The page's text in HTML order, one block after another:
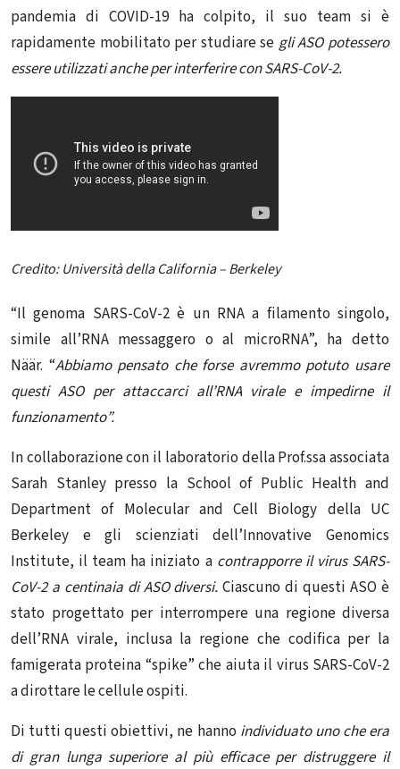
pandemia di COVID-19 ha colpito, il suo team si è
rapidamente mobilitato per studiare se gli ASO potessero
essere utilizzati anche per interferire con SARS-CoV-2.
Credito: Università della California – Berkeley
“Il genoma SARS-CoV-2 è un RNA a filamento singolo,
simile all’RNA messaggero o al microRNA”, ha detto
Näär. “Abbiamo pensato che forse avremmo potuto usare
questi ASO per attaccarci all’RNA virale e impedirne il
funzionamento”.
In collaborazione con il laboratorio della Prof.ssa associata
Sarah Stanley presso la School of Public Health and
Department of Molecular and Cell Biology della UC
Berkeley e gli scienziati dell’Innovative Genomics
Institute, il team ha iniziato a contrapporre il virus SARS-
CoV-2 a centinaia di ASO diversi. Ciascuno di questi ASO è
stato progettato per interrompere una regione diversa
dell’RNA virale, inclusa la regione che codifica per la
famigerata proteina “spike” che aiuta il virus SARS-CoV-2
a dirottare le cellule ospiti.
Di tutti questi obiettivi, ne hanno individuato uno che era
di gran lunga superiore al più efficace per distruggere il